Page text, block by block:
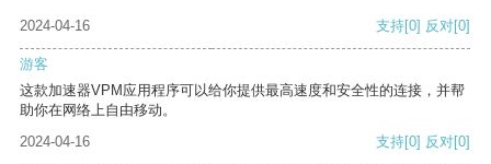
2024-04-16 支持[0] 反对[0]
游客
这款加速器VPM应用程序可以给你提供最高速度和安全性的连接，并帮
助你在网络上自由移动。
2024-04-16
支持[0] 反对[0]